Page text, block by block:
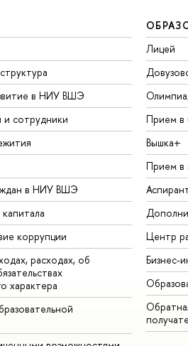
в НИУ ВШЭ
сотрудники
в НИУ ВШЭ
коррупции
расходах, об
характера
Лицей
Прием в
Вышка+
Прием в
Центр
Бизнес-